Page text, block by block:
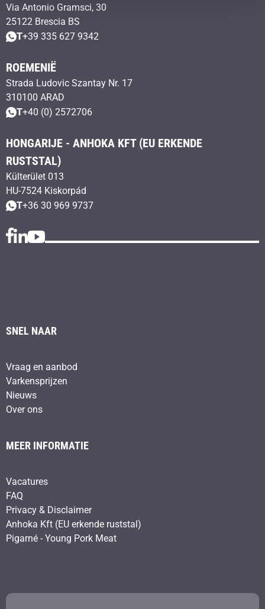
Via Antonio Gramsci, 30
25122 Brescia BS
T+39 335 627 9342
ROEMENIË
Strada Ludovic Szantay Nr. 17
310100 ARAD
T+40 (0) 2572706
HONGARIJE - ANHOKA KFT (EU ERKENDE
RUSTSTAL)
Külterület 013
HU-7524 Kiskorpád
T+36 30 969 9737
SNEL NAAR
Vraag en aanbod
Varkensprijzen
Nieuws
Over ons
MEER INFORMATIE
Vacatures
FAQ
Privacy & Disclaimer
Anhoka Kft (EU erkende ruststal)
Pigarné - Young Pork Meat